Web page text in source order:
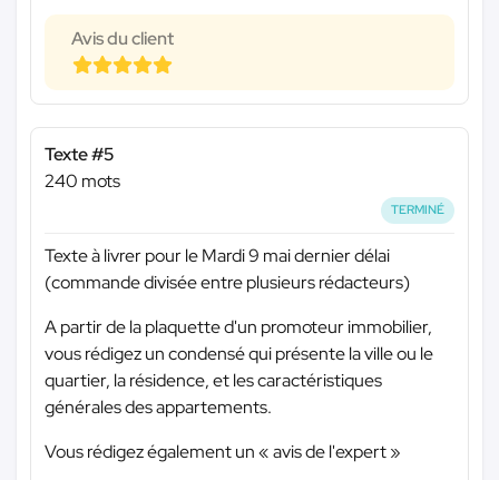
Avis du client
Texte #5
240 mots
TERMINÉ
Texte à livrer pour le Mardi 9 mai dernier délai
(commande divisée entre plusieurs rédacteurs)
A partir de la plaquette d'un promoteur immobilier,
vous rédigez un condensé qui présente la ville ou le
quartier, la résidence, et les caractéristiques
générales des appartements.
Vous rédigez également un « avis de l'expert »